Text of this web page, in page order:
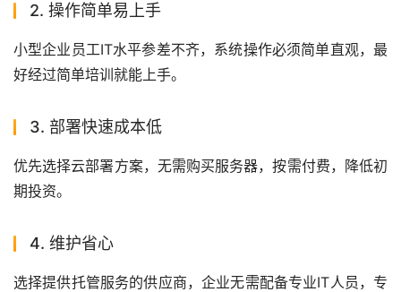
2. 操作简单易上手
小型企业员工IT水平参差不齐，系统操作必须简单直观，最
好经过简单培训就能上手。
3. 部署快速成本低
优先选择云部署方案，无需购买服务器，按需付费，降低初
期投资。
4. 维护省心
选择提供托管服务的供应商，企业无需配备专业IT人员，专